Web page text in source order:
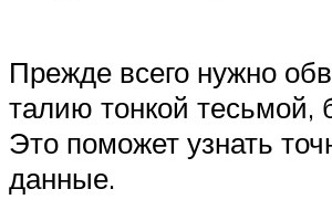
Прежде всего нужно
талию тонкой тесьмой,
Это поможет узнать
данные.